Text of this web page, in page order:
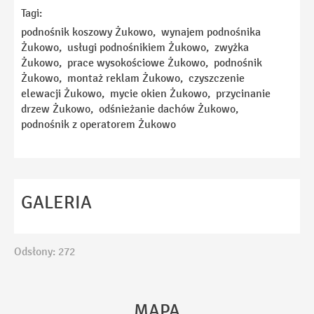
E-mail
Telefon
Temat
Tagi:
podnośnik koszowy Żukowo, wynajem podnośnika
Żukowo, usługi podnośnikiem Żukowo, zwyżka
Żukowo, prace wysokościowe Żukowo, podnośnik
Żukowo, montaż reklam Żukowo, czyszczenie
elewacji Żukowo, mycie okien Żukowo, przycinanie
drzew Żukowo, odśnieżanie dachów Żukowo,
podnośnik z operatorem Żukowo
GALERIA
Odsłony: 272